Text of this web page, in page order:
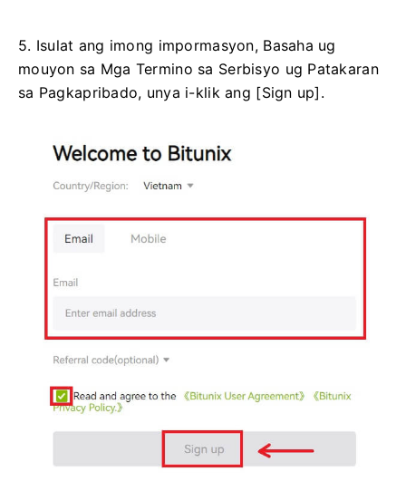
5. Isulat ang imong impormasyon, Basaha ug
mouyon sa Mga Termino sa Serbisyo ug Patakaran
sa Pagkapribado, unya i-klik ang [Sign up].